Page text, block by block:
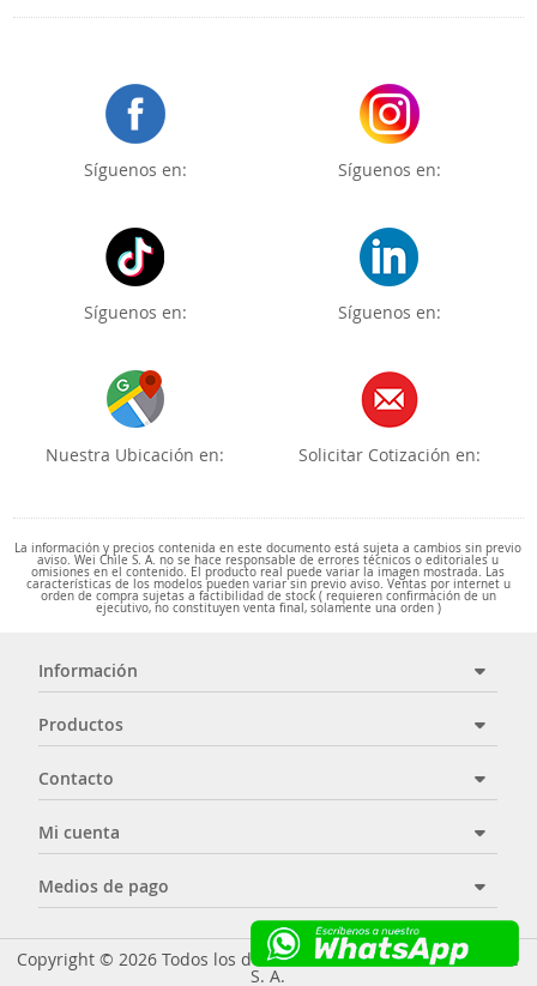
Síguenos en: Síguenos en:
Síguenos en: Síguenos en:
Nuestra Ubicación en: Solicitar Cotización en:
La información y precios contenida en este documento está sujeta a cambios sin previo
aviso. Wei Chile S. A. no se hace responsable de errores técnicos o editoriales u
omisiones en el contenido. El producto real puede variar la imagen mostrada. Las
características de los modelos pueden variar sin previo aviso. Ventas por internet u
orden de compra sujetas a factibilidad de stock ( requieren confirmación de un
ejecutivo, no constituyen venta final, solamente una orden )
Información
Productos
Contacto
Mi cuenta
Medios de pago
Copyright © 2026 Todos los derechos reservados - Wei Chile
S. A.